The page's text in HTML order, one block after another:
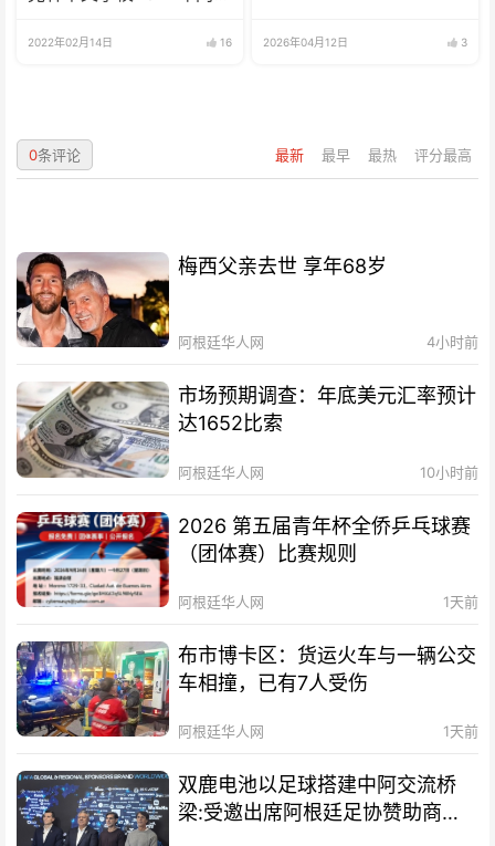
2022年02月14日 16 2026年04月12日 3
最新 最早 最热 评分最高
0条评论
梅西父亲去世 享年68岁
阿根廷华人网 4小时前
市场预期调查：年底美元汇率预计
达1652比索
阿根廷华人网 10小时前
2026 第五届青年杯全侨乒乓球赛
（团体赛）比赛规则
阿根廷华人网 1天前
布市博卡区：货运火车与一辆公交
车相撞，已有7人受伤
阿根廷华人网 1天前
双鹿电池以足球搭建中阿交流桥
梁:受邀出席阿根廷足协赞助商招